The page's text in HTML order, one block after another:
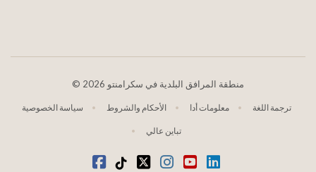
© 2026 منطقة المرافق البلدية في سكرامنتو
سياسة الخصوصية الأحكام والشروط معلومات أدا ترجمة اللغة
تباين عالي
فيسبوك
تيكتوك
تويترانستغرامينكدين